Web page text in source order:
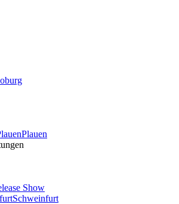
Plauen
Show
Schweinfurt